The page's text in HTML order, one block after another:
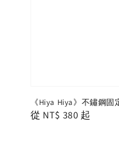
《Hiya Hiya》不鏽鋼
Regular
從 NT$ 380 起